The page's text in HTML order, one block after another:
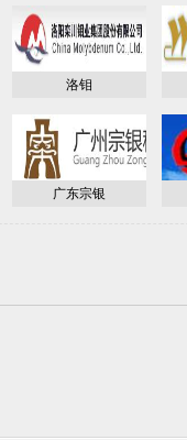
洛钼
广东宗银